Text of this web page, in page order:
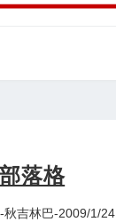
落格
吉林巴-2009/1/24